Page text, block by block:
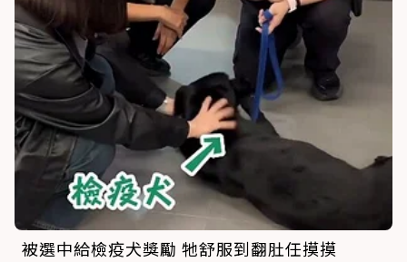
被選中給檢疫犬獎勵 牠舒服到翻肚任摸摸